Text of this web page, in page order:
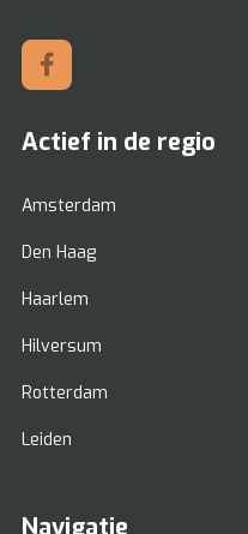
Actief in de regio
Amsterdam
Den Haag
Haarlem
Hilversum
Rotterdam
Leiden